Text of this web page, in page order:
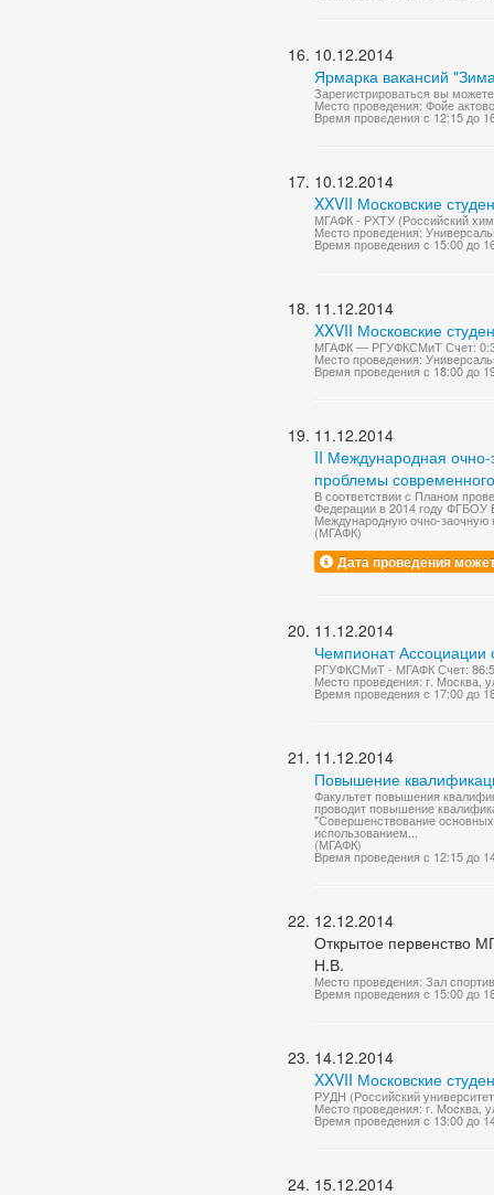
10.12.2014
Ярмарка вакансий
Зарегистрироваться вы
Место проведения: Фойе
Время проведения с 12:15 до
10.12.2014
XXVII Московские
МГАФК - РХТУ (Российский
Место проведения:
Время проведения с 15:00 до
11.12.2014
XXVII Московские
МГАФК — РГУФКСМиТ Счет:
Место проведения:
Время проведения с 18:00 до
11.12.2014
II Международная очно-
проблемы
В соответствии с Планом
Федерации в 2014 году ФГБОУ
Международную очно-
(МГАФК)
Дата проведения
11.12.2014
Чемпионат Ассоциации
РГУФКСМиТ - МГАФК Счет:
Место проведения: г. Москва,
Время проведения с 17:00 до
11.12.2014
Повышение
Факультет повышения
проводит повышение
"Совершенствование
использованием...
(МГАФК)
Время проведения с 12:15 до
12.12.2014
Открытое первенство
Н.В.
Место проведения: Зал
Время проведения с 15:00 до
14.12.2014
XXVII Московские
РУДН (Российский
Место проведения: г. Москва,
Время проведения с 13:00 до
15.12.2014